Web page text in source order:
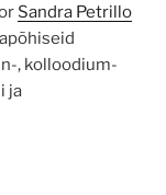
Sandra Petrillo
, kolloodium-
ja